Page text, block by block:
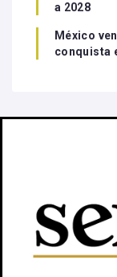
a 2028
México
conquista